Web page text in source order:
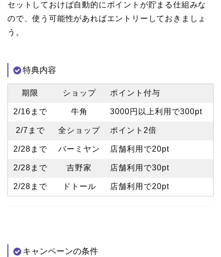
セットしておけば自動的にポイントが貯まる仕組みな
ので、使う可能性があればエントリーしておきましょ
う。
特典内容
期限 ショップ ポイント付与
2/16まで 牛角 3000円以上利用で300pt
2/7まで 全ショップ ポイント2倍
2/28まで バーミヤン 店舗利用で20pt
2/28まで 吉野家 店舗利用で30pt
2/28まで ドトール 店舗利用で20pt
キャンペーンの条件